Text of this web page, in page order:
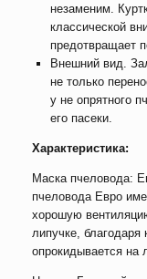
незаменим.
классической
предотвращает
Внешний вид.
не только
у не опрятного
его пасеки.
Характеристика:
Маска пчеловода:
пчеловода Евро
хорошую
липучке, благодаря
опрокидывается на